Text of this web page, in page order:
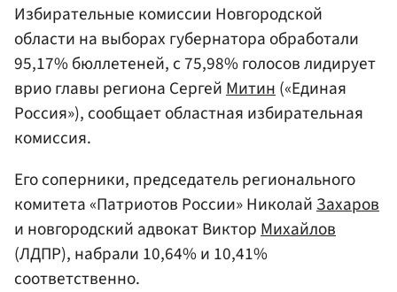
Избирательные комиссии Новгородской
области на выборах губернатора обработали
95,17% бюллетеней, с 75,98% голосов лидирует
врио главы региона СергейМитин(«Единая
Россия»), сообщает областная избирательная
комиссия.
Его соперники, председатель регионального
комитета «Патриотов России» НиколайЗахаров
и новгородский адвокат ВикторМихайлов
(ЛДПР), набрали 10,64% и 10,41%
соответственно.